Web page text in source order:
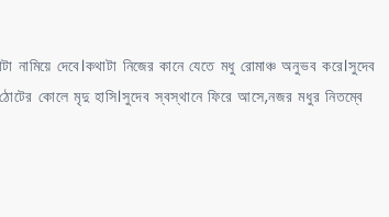
দেবে।কথাটা নিজের কানে যেতে মধু রোমাঞ্চ অনুভব করে।সুদেব
কোলে মৃদু হাসি।সুদেব স্বস্থানে ফিরে আসে,নজর মধুর নিতম্বে